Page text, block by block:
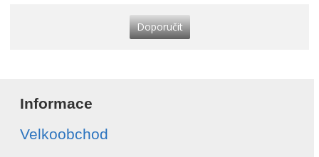
Doporučit
Informace
Velkoobchod